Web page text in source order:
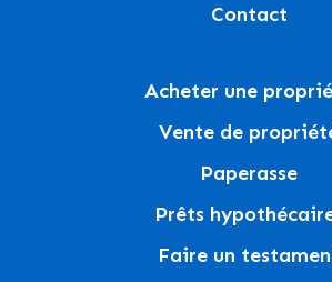
Contact
Acheter une
Vente de
Paperasse
Prêts
Faire un